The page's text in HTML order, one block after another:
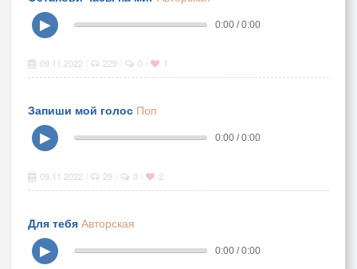
▶
0:00 / 0:00
09.11.2022 229 0 1
Запиши мой голос Поп
▶
0:00 / 0:00
09.11.2022 29 0 2
Для тебя Авторская
▶
0:00 / 0:00